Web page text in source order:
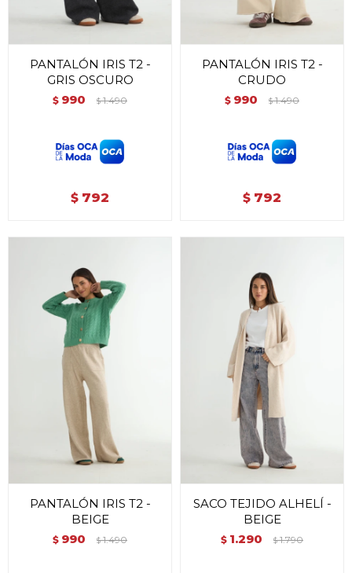
PANTALÓN IRIS T2 -
GRIS OSCURO
$ 990 $ 1.490
$ 792
PANTALÓN IRIS T2 -
CRUDO
$ 990 $ 1.490
$ 792
PANTALÓN IRIS T2 -
BEIGE
$ 990 $ 1.490
SACO TEJIDO ALHELÍ -
BEIGE
$ 1.290 $ 1.790